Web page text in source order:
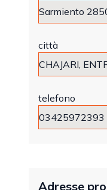
città
telefono
Adresse